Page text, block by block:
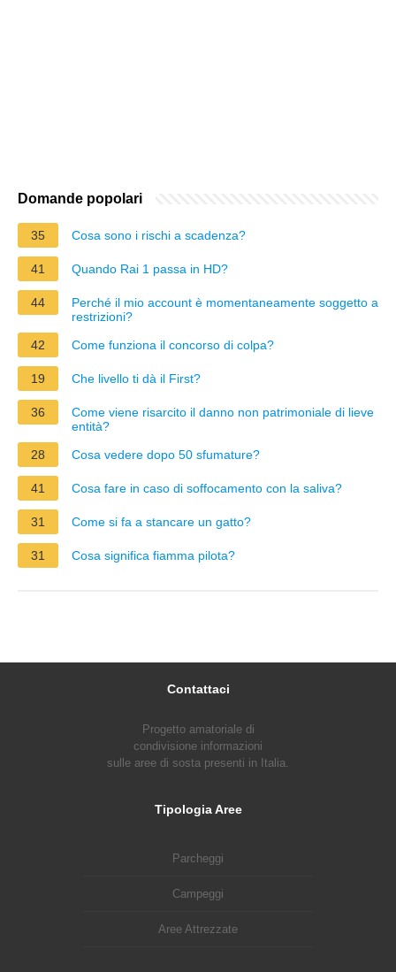
Domande popolari
35 Cosa sono i rischi a scadenza?
41 Quando Rai 1 passa in HD?
44
Perché il mio account è momentaneamente soggetto a
restrizioni?
42
Come funziona il concorso di colpa?
19 Che livello ti dà il First?
36
Come viene risarcito il danno non patrimoniale di lieve
entità?
28
Cosa vedere dopo 50 sfumature?
41 Cosa fare in caso di soffocamento con la saliva?
31 Come si fa a stancare un gatto?
31 Cosa significa fiamma pilota?
Contattaci
Progetto amatoriale di
condivisione informazioni
sulle aree di sosta presenti in Italia.
Tipologia Aree
Parcheggi
Campeggi
Aree Attrezzate